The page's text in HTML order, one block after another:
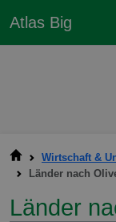
Atlas Big
Wirtschaft &
Länder nach
Länder